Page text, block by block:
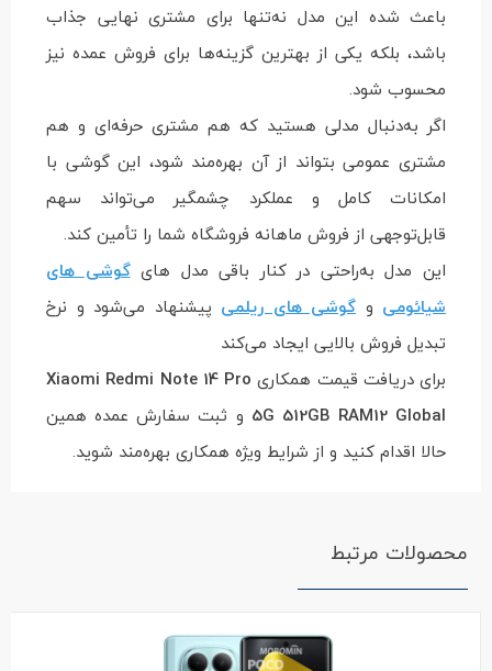
باعث شده این مدل نه‌تنها برای مشتری نهایی جذاب
باشد، بلکه یکی از بهترین گزینه‌ها برای فروش عمده نیز
محسوب شود.
اگر به‌دنبال مدلی هستید که هم مشتری حرفه‌ای و هم
مشتری عمومی بتواند از آن بهره‌مند شود، این گوشی با
امکانات کامل و عملکرد چشمگیر می‌تواند سهم
قابل‌توجهی از فروش ماهانه فروشگاه شما را تأمین کند.
این مدل به‌راحتی در کنار باقی مدل هایگوشی های
شیائومی و گوشی های ریلمی پیشنهاد می‌شود و نرخ
تبدیل فروش بالایی ایجاد می‌کند
برای دریافت قیمت همکاری Xiaomi Redmi Note 14 Pro
5G 512GB RAM12 Global و ثبت سفارش عمده همین
حالا اقدام کنید و از شرایط ویژه همکاری بهره‌مند شوید.
محصولات مرتبط